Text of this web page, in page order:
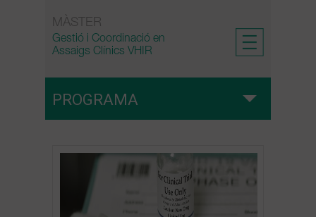
content
MÀSTER
Gestió i Coordinació en
Assaigs Clínics VHIR
PROGRAMA
Regulatòria, ètica i bones pràctiques en assaigs